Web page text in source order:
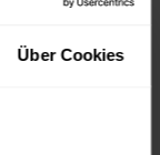
Über Cookies
Die